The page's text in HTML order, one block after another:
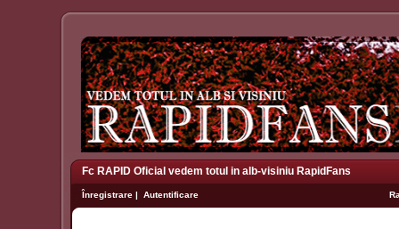
Fc RAPID Oficial vedem totul in alb-visiniu RapidFans
Înregistrare | Autentificare